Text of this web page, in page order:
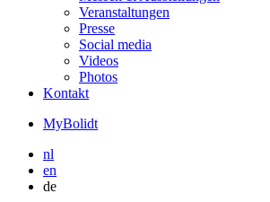
Veranstaltungen
Presse
Social media
Videos
Photos
Kontakt
MyBolidt
nl
en
de